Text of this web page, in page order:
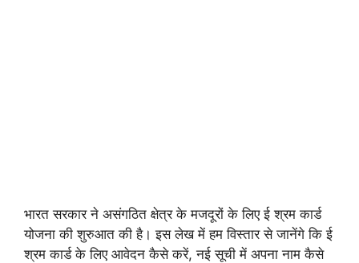
भारत सरकार ने असंगठित क्षेत्र के मजदूरों के लिए ई श्रम कार्ड
योजना की शुरुआत की है। इस लेख में हम विस्तार से जानेंगे कि ई
श्रम कार्ड के लिए आवेदन कैसे करें, नई सूची में अपना नाम कैसे